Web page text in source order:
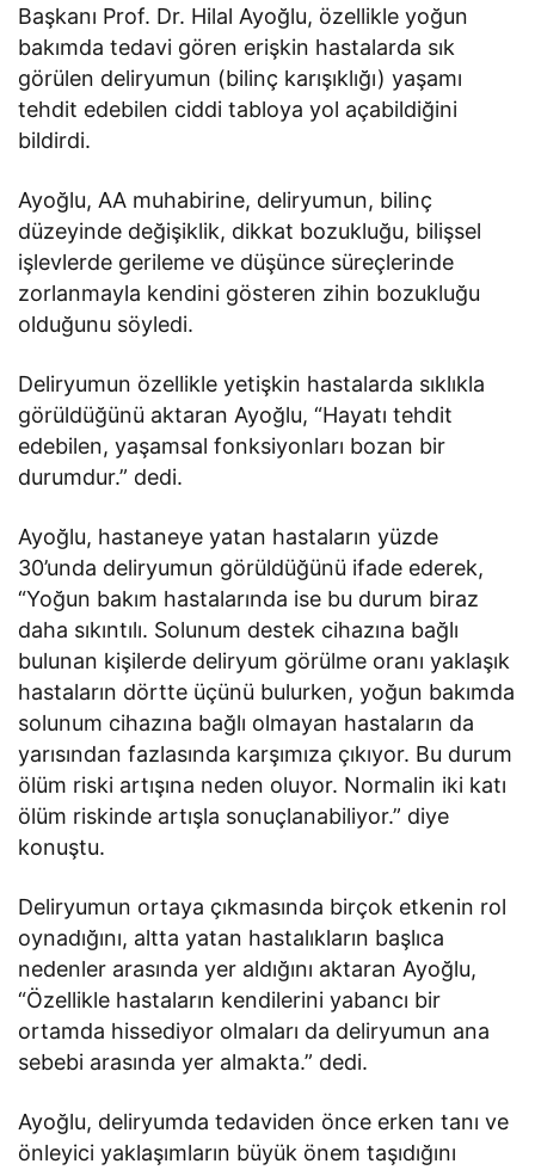
Başkanı Prof. Dr. Hilal Ayoğlu, özellikle yoğun
bakımda tedavi gören erişkin hastalarda sık
görülen deliryumun (bilinç karışıklığı) yaşamı
tehdit edebilen ciddi tabloya yol açabildiğini
bildirdi.
Ayoğlu, AA muhabirine, deliryumun, bilinç
düzeyinde değişiklik, dikkat bozukluğu, bilişsel
işlevlerde gerileme ve düşünce süreçlerinde
zorlanmayla kendini gösteren zihin bozukluğu
olduğunu söyledi.
Deliryumun özellikle yetişkin hastalarda sıklıkla
görüldüğünü aktaran Ayoğlu, “Hayatı tehdit
edebilen, yaşamsal fonksiyonları bozan bir
durumdur.” dedi.
Ayoğlu, hastaneye yatan hastaların yüzde
30’unda deliryumun görüldüğünü ifade ederek,
“Yoğun bakım hastalarında ise bu durum biraz
daha sıkıntılı. Solunum destek cihazına bağlı
bulunan kişilerde deliryum görülme oranı yaklaşık
hastaların dörtte üçünü bulurken, yoğun bakımda
solunum cihazına bağlı olmayan hastaların da
yarısından fazlasında karşımıza çıkıyor. Bu durum
ölüm riski artışına neden oluyor. Normalin iki katı
ölüm riskinde artışla sonuçlanabiliyor.” diye
konuştu.
Deliryumun ortaya çıkmasında birçok etkenin rol
oynadığını, altta yatan hastalıkların başlıca
nedenler arasında yer aldığını aktaran Ayoğlu,
“Özellikle hastaların kendilerini yabancı bir
ortamda hissediyor olmaları da deliryumun ana
sebebi arasında yer almakta.” dedi.
Ayoğlu, deliryumda tedaviden önce erken tanı ve
önleyici yaklaşımların büyük önem taşıdığını